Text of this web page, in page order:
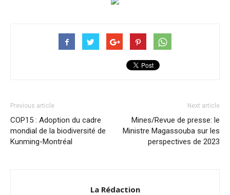
Previous article
COP15 : Adoption du cadre
mondial de la biodiversité de
Kunming-Montréal
Next article
Mines/Revue de presse: le
Ministre Magassouba sur les
perspectives de 2023
La Rédaction